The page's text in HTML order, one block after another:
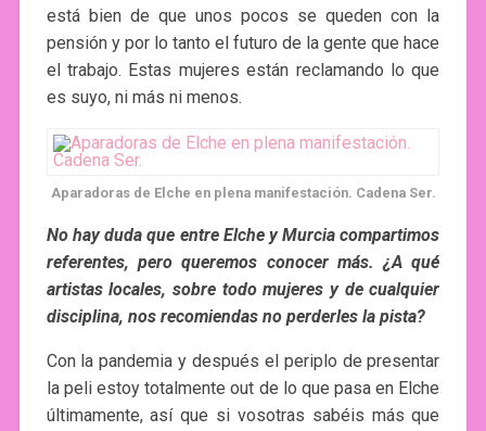
está bien de que unos pocos se queden con la
pensión y por lo tanto el futuro de la gente que hace
el trabajo. Estas mujeres están reclamando lo que
es suyo, ni más ni menos.
Aparadoras de Elche en plena manifestación. Cadena Ser.
No hay duda que entre Elche y Murcia compartimos
referentes, pero queremos conocer más. ¿A qué
artistas locales, sobre todo mujeres y de cualquier
disciplina, nos recomiendas no perderles la pista?
Con la pandemia y después el periplo de presentar
la peli estoy totalmente out de lo que pasa en Elche
últimamente, así que si vosotras sabéis más que